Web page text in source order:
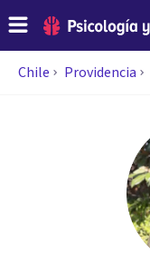
Chile Providencia